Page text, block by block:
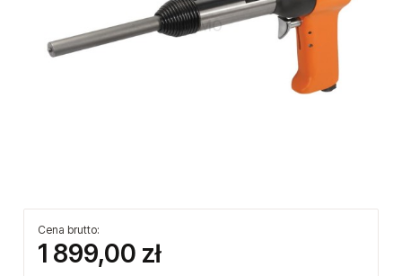
Cena brutto:
1 899,00 zł